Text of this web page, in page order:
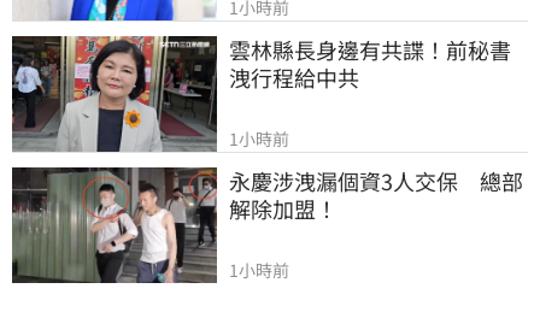
1小時前
雲林縣長身邊有共諜！前秘書
洩行程給中共
1小時前
永慶涉洩漏個資3人交保　總部
解除加盟！
1小時前